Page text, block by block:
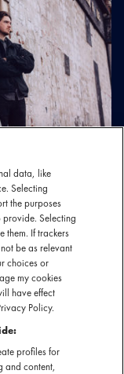
data, like
Selecting
the purposes
Selecting
them. If trackers
be as relevant
choices or
my cookies
have effect
Policy.
profiles for
and content,